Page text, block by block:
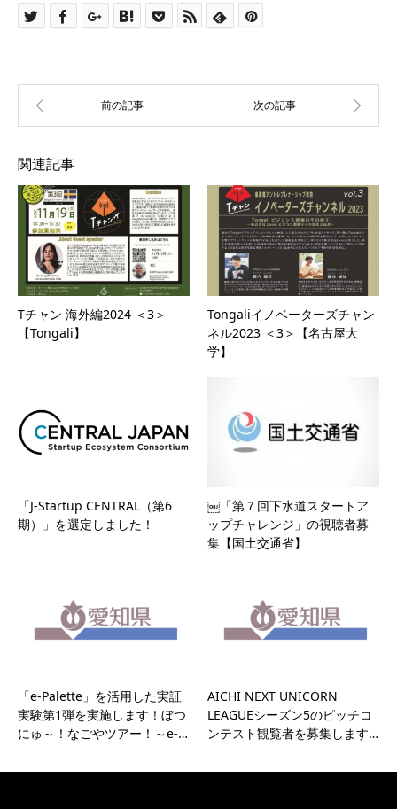
関連記事
Tチャン 海外編2024 ＜3＞
【Tongali】
Tongaliイノベーターズチャン
ネル2023 ＜3＞【名古屋大
学】
「J-Startup CENTRAL（第6
期）」を選定しました！
￼「第７回下水道スタートア
ップチャレンジ」の視聴者募
集【国土交通省】
「e-Palette」を活用した実証
実験第1弾を実施します！ぼつ
にゅ～！なごやツアー！～e-…
AICHI NEXT UNICORN
LEAGUEシーズン5のピッチコ
ンテスト観覧者を募集します…